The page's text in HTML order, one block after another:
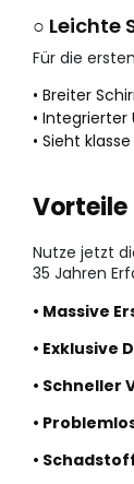
○ Leichte
Für die
• Breiter
•
• Sieht
Vorteile
Nutze jetzt
35 Jahren
• Massive
• Exklusive
• Schneller
•
•